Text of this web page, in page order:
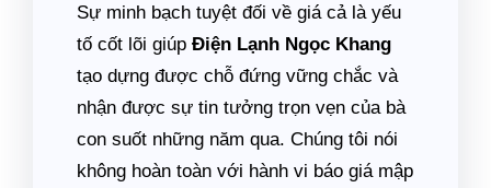
Sự minh bạch tuyệt đối về giá cả là yếu
tố cốt lõi giúp Điện Lạnh Ngọc Khang
tạo dựng được chỗ đứng vững chắc và
nhận được sự tin tưởng trọn vẹn của bà
con suốt những năm qua. Chúng tôi nói
không hoàn toàn với hành vi báo giá mập